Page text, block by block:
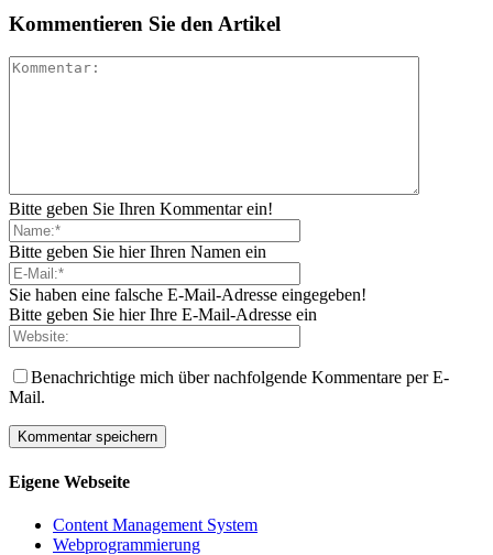
Kommentieren Sie den Artikel
Bitte geben Sie Ihren Kommentar ein!
Bitte geben Sie hier Ihren Namen ein
Sie haben eine falsche E-Mail-Adresse eingegeben!
Bitte geben Sie hier Ihre E-Mail-Adresse ein
Benachrichtige mich über nachfolgende Kommentare per E-
Mail.
Eigene Webseite
Content Management System
Webprogrammierung